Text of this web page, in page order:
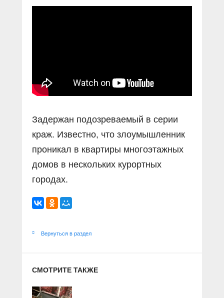
Социальные ролики
Задержан подозреваемый в серии
краж. Известно, что злоумышленник
проникал в квартиры многоэтажных
домов в нескольких курортных
городах.
Вернуться в раздел
СМОТРИТЕ ТАКЖЕ